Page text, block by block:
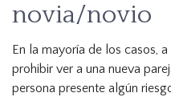
novia/novio
En la mayoría de los casos,
prohibir ver a una nueva
persona presente algún